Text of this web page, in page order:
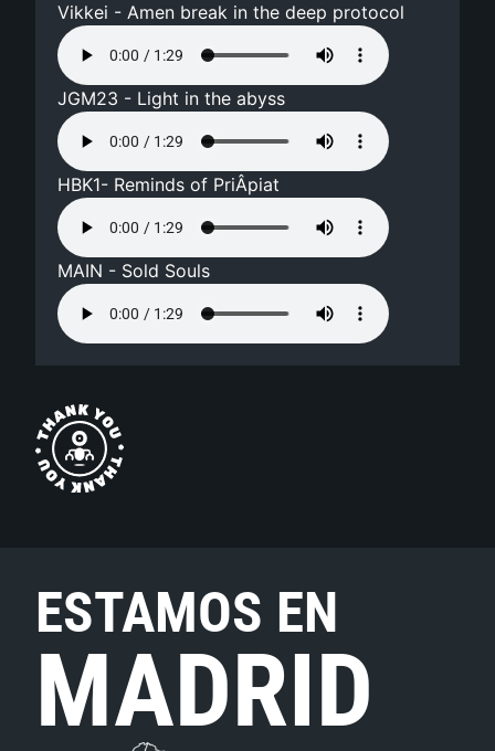
Vikkei - Amen break in the deep protocol
JGM23 - Light in the abyss
HBK1- Reminds of PriÂ­piat
MAIN - Sold Souls
ESTAMOS EN
MADRID